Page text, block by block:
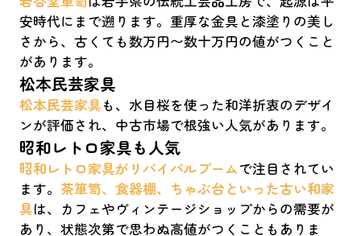
安時代にまで遡ります。重厚な金具と漆塗りの美し
さから、古くても数万円〜数十万円の値がつくこと
があります。
松本民芸家具
松本民芸家具も、水目桜を使った和洋折衷のデザイ
ンが評価され、中古市場で根強い人気があります。
昭和レトロ家具も人気
昭和レトロ家具がリバイバルブームで注目されてい
ます。 茶箪笥、食器棚、ちゃぶ台といった古い和家
具は、カフェやヴィンテージショップからの需要が
あり、状態次第で思わぬ高値がつくこともありま